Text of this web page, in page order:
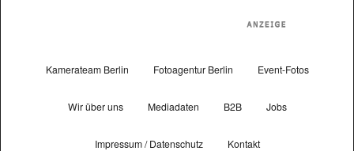
Kamerateam Berlin Fotoagentur Berlin Event-Fotos
Wir über uns Mediadaten B2B Jobs
Impressum / Datenschutz Kontakt